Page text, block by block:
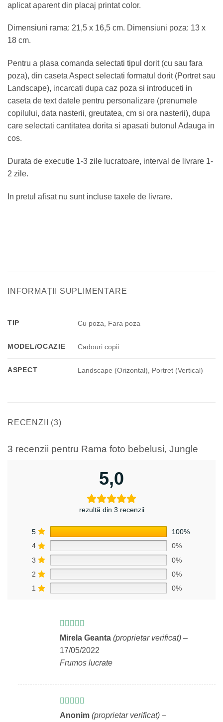
aplicat aparent din placaj printat color.
Dimensiuni rama: 21,5 x 16,5 cm. Dimensiuni poza: 13 x
18 cm.
Pentru a plasa comanda selectati tipul dorit (cu sau fara
poza), din caseta Aspect selectati formatul dorit (Portret sau
Landscape), incarcati dupa caz poza si introduceti in
caseta de text datele pentru personalizare (prenumele
copilului, data nasterii, greutatea, cm si ora nasterii), dupa
care selectati cantitatea dorita si apasati butonul Adauga in
cos.
Durata de executie 1-3 zile lucratoare, interval de livrare 1-
2 zile.
In pretul afisat nu sunt incluse taxele de livrare.
INFORMAȚII SUPLIMENTARE
TIP Cu poza, Fara poza
MODEL/OCAZIE Cadouri copii
ASPECT Landscape (Orizontal), Portret (Vertical)
RECENZII (3)
3 recenzii pentru Rama foto bebelusi, Jungle
5,0
rezultă din 3 recenzii
5
100%
4
0%
3
0%
2
0%
1
0%
Evaluat la5
din 5
Mirela Geanta (proprietar verificat) –
17/05/2022
Frumos lucrate
Evaluat la5
Anonim (proprietar verificat) –